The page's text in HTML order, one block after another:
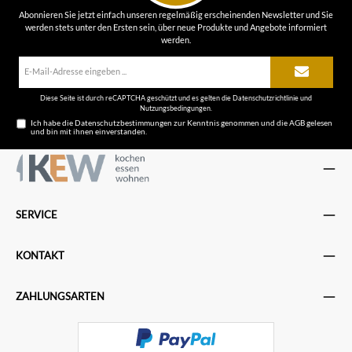
Abonnieren Sie jetzt einfach unseren regelmäßig erscheinenden Newsletter und Sie
werden stets unter den Ersten sein, über neue Produkte und Angebote informiert
werden.
Diese Seite ist durch reCAPTCHA geschützt und es gelten die Datenschutzrichtlinieund
Nutzungsbedingungen.
Ich habe dieDatenschutzbestimmungen zur Kenntnis genommen und dieAGBgelesen
und bin mit ihnen einverstanden.
SERVICE
KONTAKT
ZAHLUNGSARTEN